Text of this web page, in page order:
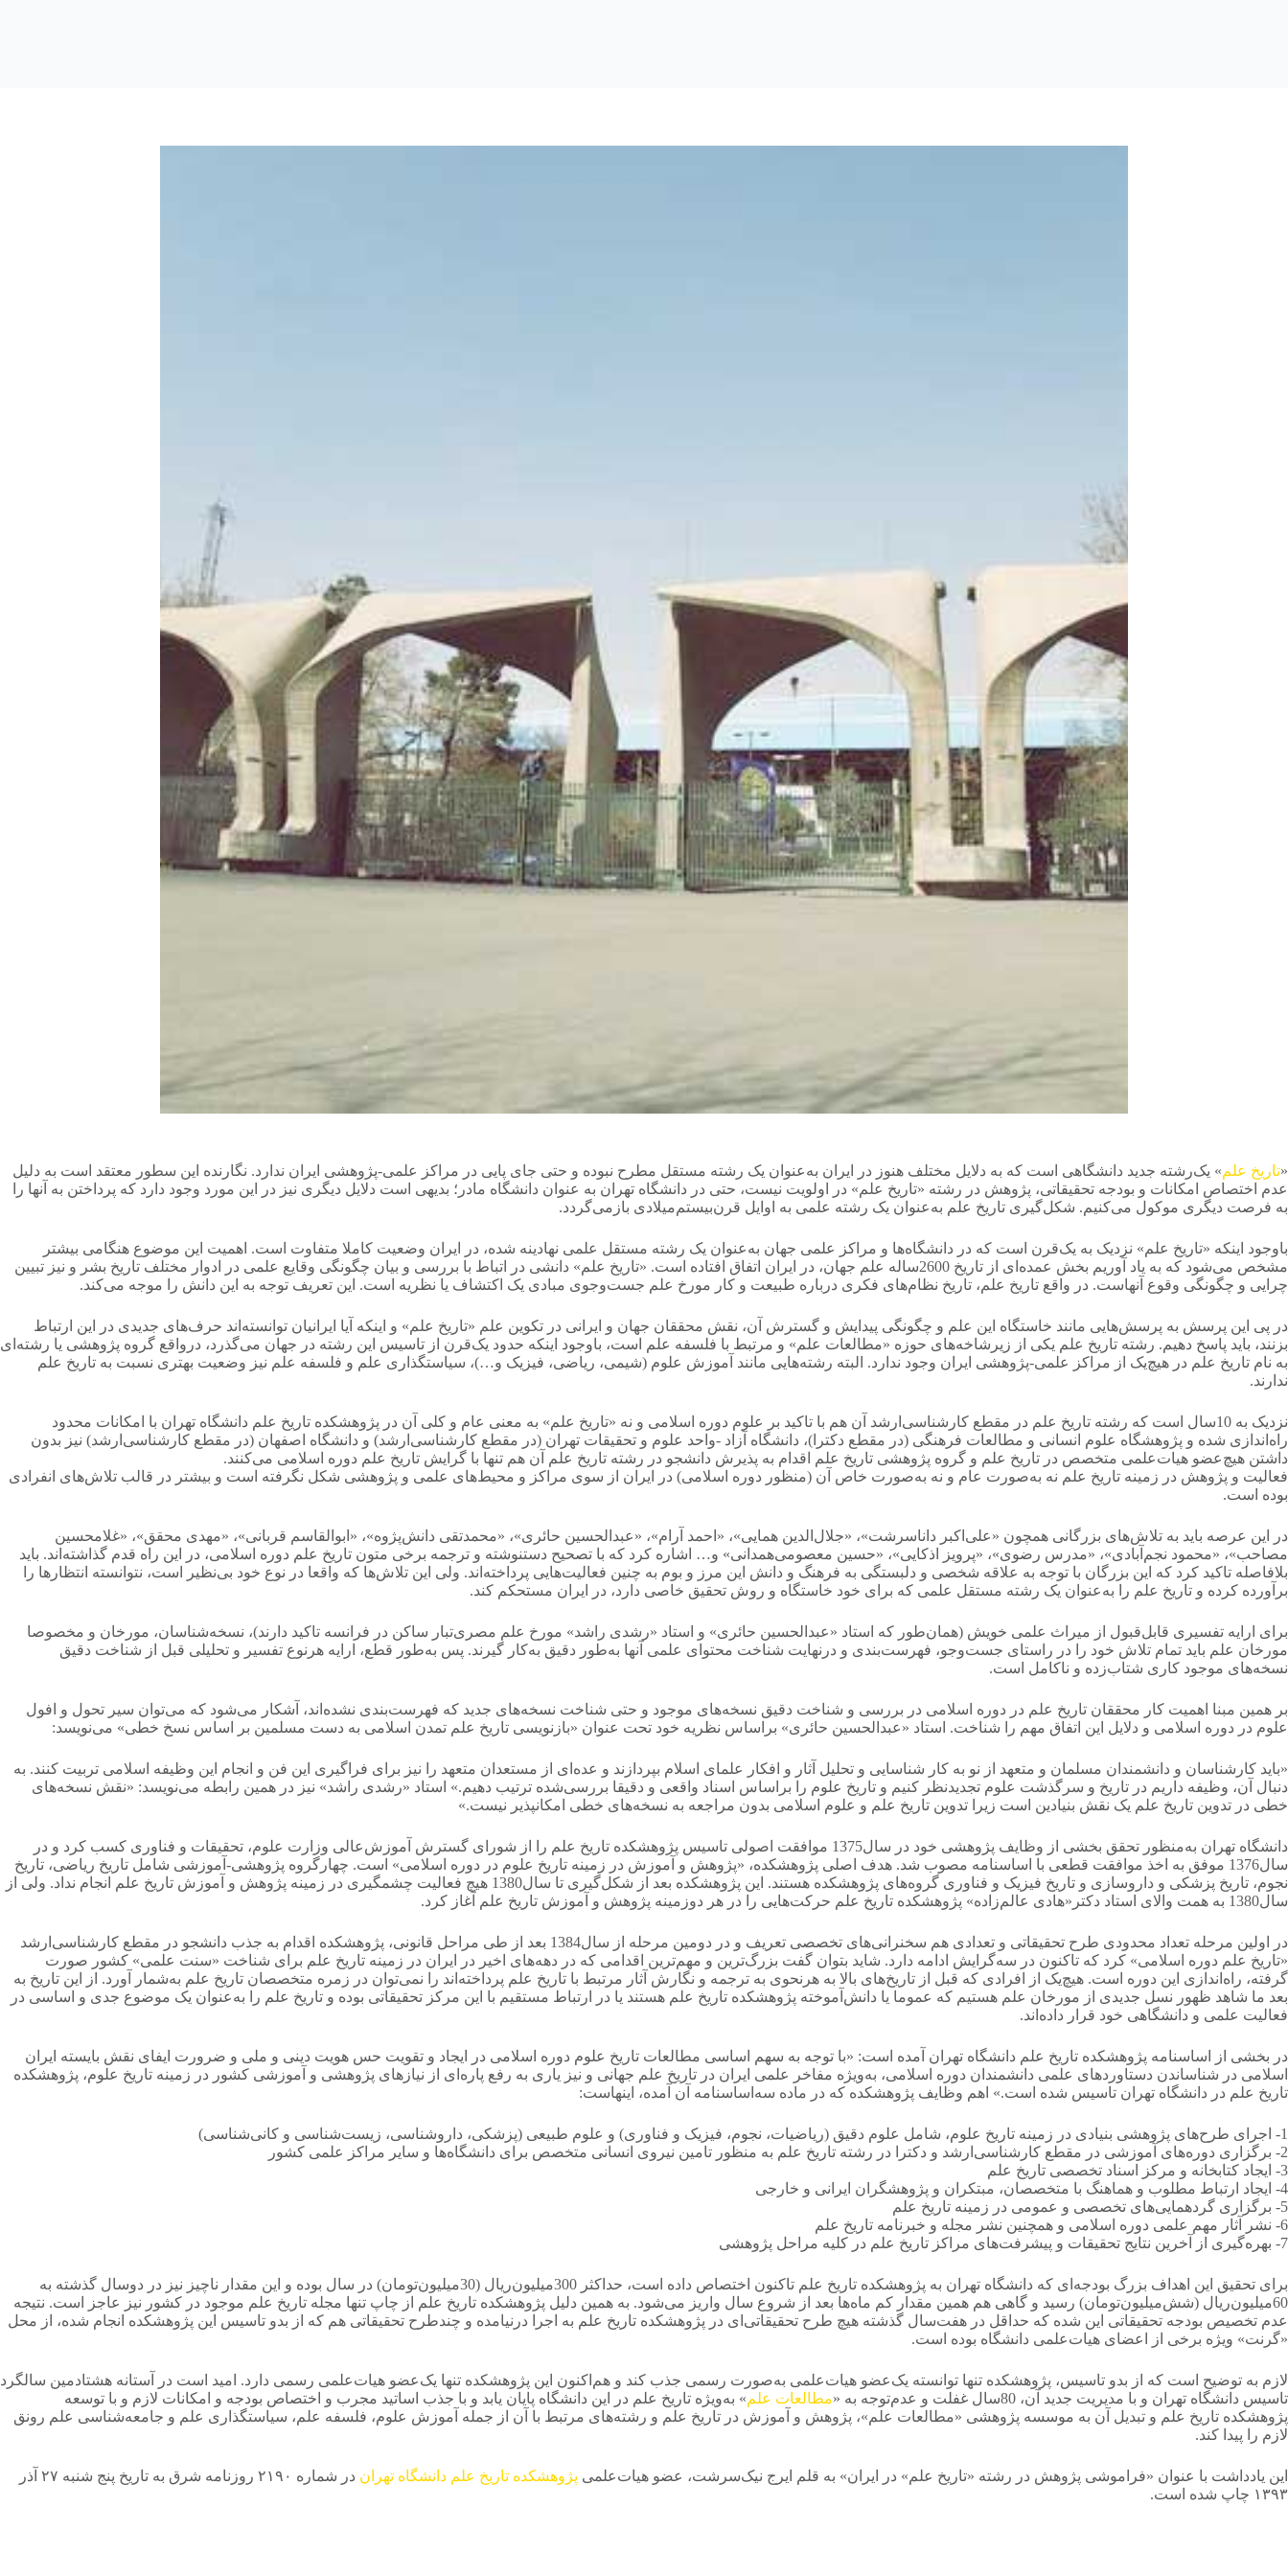
«تاریخ علم» یک‌رشته جدید دانشگاهی است که به دلایل مختلف هنوز در ایران به‌عنوان یک رشته مستقل مطرح نبوده و حتی جای پایی در مراکز علمی-پژوهشی ایران ندارد. نگارنده این سطور معتقد است به دلیل
عدم اختصاص امکانات و بودجه تحقیقاتی، پژوهش در رشته «تاریخ علم» در اولویت نیست، حتی در دانشگاه تهران به عنوان دانشگاه مادر؛ بدیهی است دلایل دیگری نیز در این مورد وجود دارد که پرداختن به آنها را
به فرصت دیگری موکول می‌کنیم. شکل‌گیری تاریخ علم به‌عنوان یک رشته علمی به اوایل قرن‌بیستم‌میلادی بازمی‌گردد.
باوجود اینکه «تاریخ علم» نزدیک به یک‌قرن است که در دانشگاه‌ها و مراکز علمی جهان به‌عنوان یک رشته‌ مستقل علمی نهادینه شده، در ایران وضعیت کاملا متفاوت است. اهمیت این موضوع هنگامی بیشتر
مشخص می‌شود که به یاد آوریم بخش عمده‌ای از تاریخ 2600ساله علم جهان، در ایران اتفاق افتاده است. «تاریخ علم» دانشی در اتباط با بررسی و بیان چگونگی وقایع علمی در ادوار مختلف تاریخ بشر و نیز تبیین
چرایی و چگونگی وقوع آنهاست. در واقع تاریخ علم، تاریخ نظام‌های فکری درباره طبیعت و کار مورخ علم جست‌وجوی مبادی یک اکتشاف یا نظریه است. این تعریف توجه به این دانش را موجه می‌کند.
در پی این پرسش به پرسش‌هایی مانند خاستگاه این علم و چگونگی پیدایش و گسترش آن، نقش محققان جهان و ایرانی در تکوین علم «تاریخ علم» و اینکه آیا ایرانیان توانسته‌اند حرف‌های جدیدی در این ارتباط
بزنند، باید پاسخ دهیم. رشته تاریخ علم یکی از زیرشاخه‌های حوزه «مطالعات علم» و مرتبط با فلسفه علم است، باوجود اینکه حدود یک‌قرن از تاسیس این رشته در جهان می‌گذرد، درواقع گروه پژوهشی یا رشته‌ای
به نام تاریخ علم در هیچ‌یک از مراکز علمی-پژوهشی ایران وجود ندارد. البته رشته‌هایی مانند آموزش علوم (شیمی، ریاضی، فیزیک و…)، سیاستگذاری علم و فلسفه علم نیز وضعیت بهتری نسبت به تاریخ علم
ندارند.
نزدیک به 10سال است که رشته تاریخ علم در مقطع کارشناسی‌ارشد آن هم با تاکید بر علوم دوره اسلامی و نه «تاریخ علم» به معنی عام و کلی آن در پژوهشکده تاریخ علم دانشگاه تهران با امکانات محدود
راه‌اندازی شده و پژوهشگاه علوم انسانی و مطالعات فرهنگی (در مقطع دکترا)، دانشگاه آزاد -واحد علوم و تحقیقات تهران (در مقطع کارشناسی‌ارشد) و دانشگاه اصفهان (در مقطع کارشناسی‌ارشد) نیز بدون
داشتن هیچ‌عضو هیات‌علمی متخصص در تاریخ علم و گروه پژوهشی تاریخ علم اقدام به پذیرش دانشجو در رشته تاریخ علم آن هم تنها با گرایش تاریخ علم دوره اسلامی می‌کنند.
فعالیت و پژوهش در زمینه تاریخ علم نه به‌صورت عام و نه به‌صورت خاص آن (منظور دوره اسلامی) در ایران از سوی مراکز و محیط‌های علمی و پژوهشی شکل نگرفته است و بیشتر در قالب تلاش‌های انفرادی
بوده است.
در این عرصه باید به تلاش‌های بزرگانی همچون «علی‌اکبر داناسرشت»، «جلال‌الدین همایی»، «احمد آرام»، «عبدالحسین حائری»، «محمدتقی دانش‌پژوه»، «ابوالقاسم قربانی»، «مهدی محقق»، «غلامحسین
مصاحب»، «محمود نجم‌آبادی»، «مدرس رضوی»، «پرویز اذکایی»، «حسین معصومی‌همدانی» و… اشاره کرد که با تصحیح دستنوشته و ترجمه برخی متون تاریخ علم دوره اسلامی، در این راه قدم گذاشته‌اند. باید
بلافاصله تاکید کرد که این بزرگان با توجه به علاقه شخصی و دلبستگی به فرهنگ و دانش این مرز و بوم به چنین فعالیت‌هایی پرداخته‌اند. ولی این تلاش‌ها که واقعا در نوع خود بی‌نظیر است، نتوانسته انتظارها را
برآورده کرده و تاریخ علم را به‌عنوان یک رشته مستقل علمی که برای خود خاستگاه و روش تحقیق خاصی دارد، در ایران مستحکم کند.
برای ارایه تفسیری قابل‌قبول از میراث علمی خویش (همان‌طور که استاد «عبدالحسین حائری» و استاد «رشدی راشد» مورخ علم مصری‌تبار ساکن در فرانسه تاکید دارند)، نسخه‌شناسان، مورخان و مخصوصا
مورخان علم باید تمام تلاش خود را در راستای جست‌وجو، فهرست‌بندی و درنهایت شناخت محتوای علمی آنها به‌طور دقیق به‌کار گیرند. پس به‌طور قطع، ارایه هرنوع تفسیر و تحلیلی قبل از شناخت دقیق
نسخه‌های موجود ‌کاری شتاب‌زده و ناکامل است.
بر همین مبنا اهمیت کار محققان تاریخ علم در دوره اسلامی در بررسی و شناخت دقیق نسخه‌های موجود و حتی شناخت نسخه‌های جدید که فهرست‌بندی نشده‌اند، آشکار می‌شود که می‌توان سیر تحول و افول
علوم در دوره اسلامی و دلایل این اتفاق مهم را شناخت. استاد «عبدالحسین حائری» براساس نظریه خود تحت عنوان «بازنویسی تاریخ علم تمدن اسلامی به دست مسلمین بر اساس نسخ خطی» می‌نویسد:
«باید کارشناسان و دانشمندان مسلمان و متعهد از نو به کار شناسایی و تحلیل آثار و افکار علمای اسلام بپردازند و عده‌ای از مستعدان متعهد را نیز برای فراگیری این فن و انجام این وظیفه اسلامی تربیت کنند. به
دنبال آن، وظیفه داریم در تاریخ و سرگذشت علوم تجدیدنظر کنیم و تاریخ علوم را براساس اسناد واقعی و دقیقا بررسی‌شده ترتیب دهیم.» استاد «رشدی راشد» نیز در همین رابطه می‌نویسد: «نقش نسخه‌های
خطی در تدوین تاریخ علم یک نقش بنیادین است زیرا تدوین تاریخ علم و علوم اسلامی بدون مراجعه به نسخه‌های خطی امکانپذیر نیست.»
دانشگاه تهران به‌منظور تحقق ‌بخشی از وظایف پژوهشی خود در سال1375 موافقت اصولی تاسیس پژوهشکده تاریخ علم را از شورای گسترش آموزش‌عالی وزارت علوم، تحقیقات و فناوری کسب کرد و در
سال1376 موفق به اخذ موافقت قطعی با اساسنامه مصوب شد. هدف اصلی پژوهشکده، «پژوهش و آموزش در زمینه تاریخ علوم در دوره اسلامی» است. چهارگروه پژوهشی-آموزشی شامل تاریخ ریاضی، تاریخ
نجوم، تاریخ پزشکی و داروسازی و تاریخ فیزیک و فناوری گروه‌های پژوهشکده هستند. این پژوهشکده بعد از شکل‌گیری تا سال1380 هیچ فعالیت چشمگیری در زمینه پژوهش و آموزش تاریخ علم انجام نداد. ولی از
سال1380 به همت والای استاد دکتر«هادی عالم‌زاده» پژوهشکده تاریخ علم حرکت‌هایی را در هر دوزمینه پژوهش و آموزش تاریخ علم آغاز کرد.
در اولین مرحله تعداد محدودی طرح تحقیقاتی و تعدادی هم سخنرانی‌های تخصصی تعریف و در دومین مرحله از سال1384 بعد از طی مراحل قانونی، پژوهشکده اقدام به جذب دانشجو در مقطع کارشناسی‌ارشد
«تاریخ علم دوره اسلامی» کرد که تاکنون در سه‌گرایش ادامه دارد. شاید بتوان گفت بزرگ‌ترین و مهم‌ترین اقدامی که در دهه‌‌های اخیر در ایران در زمینه تاریخ علم برای شناخت «سنت علمی» کشور صورت
گرفته، راه‌اندازی این دوره است. هیچ‌یک از افرادی که قبل از تاریخ‌های بالا به هرنحوی به ترجمه و نگارش آثار مرتبط با تاریخ علم پرداخته‌اند را نمی‌توان در زمره متخصصان تاریخ علم به‌شمار آورد. از این تاریخ به
بعد ما شاهد ظهور نسل جدیدی از مورخان علم هستیم که عموما یا دانش‌آموخته پژوهشکده تاریخ علم هستند یا در ارتباط مستقیم با این مرکز تحقیقاتی بوده و تاریخ علم را به‌عنوان یک موضوع جدی و اساسی در
فعالیت علمی و دانشگاهی خود قرار داده‌اند.
در بخشی از اساسنامه پژوهشکده تاریخ علم دانشگاه تهران آمده است: «با توجه به سهم اساسی مطالعات تاریخ علوم دوره اسلامی در ایجاد و تقویت حس هویت دینی و ملی و ضرورت ایفای نقش بایسته ایران
اسلامی در شناساندن دستاوردهای علمی دانشمندان دوره اسلامی، به‌ویژه مفاخر علمی ایران در تاریخ علم جهانی و نیز یاری به رفع پاره‌ای از نیازهای پژوهشی و آموزشی کشور در زمینه تاریخ علوم، پژوهشکده
تاریخ علم در دانشگاه تهران تاسیس شده است.» اهم وظایف پژوهشکده که در ماده سه‌اساسنامه آن آمده، اینهاست:
1- اجرای طرح‌های پژوهشی بنیادی در زمینه تاریخ علوم، شامل علوم دقیق (ریاضیات، نجوم، فیزیک و فناوری) و علوم طبیعی (پزشکی، داروشناسی، زیست‌شناسی و کانی‌شناسی)
2- برگزاری دوره‌های آموزشی در مقطع کارشناسی‌ارشد و دکترا در رشته تاریخ علم به منظور تامین نیروی انسانی متخصص برای دانشگاه‌ها و سایر مراکز علمی کشور
3- ایجاد کتابخانه و مرکز اسناد تخصصی تاریخ علم
4- ایجاد ارتباط مطلوب و هماهنگ با متخصصان، مبتکران و پژوهشگران ایرانی و خارجی
5- برگزاری گردهمایی‌های تخصصی و عمومی در زمینه تاریخ علم
6- نشر آثار مهم علمی دوره اسلامی و همچنین نشر مجله و خبرنامه تاریخ علم
7- بهره‌گیری از آخرین نتایج تحقیقات و پیشرفت‌های مراکز تاریخ علم در کلیه مراحل پژوهشی
برای تحقیق این اهداف بزرگ بودجه‌ای که دانشگاه تهران به پژوهشکده تاریخ علم تاکنون اختصاص داده است، حداکثر 300میلیون‌ریال (30میلیون‌تومان) در سال بوده و این مقدار ناچیز نیز در دوسال گذشته به
60میلیون‌ریال (شش‌میلیون‌تومان) رسید و گاهی هم همین مقدار کم ماه‌ها بعد از شروع سال واریز می‌شود. به همین دلیل پژوهشکده تاریخ علم از چاپ تنها مجله تاریخ علم موجود در کشور نیز عاجز است. نتیجه
عدم تخصیص بودجه تحقیقاتی این شده که حداقل در هفت‌سال گذشته هیچ طرح تحقیقاتی‌ای در پژوهشکده تاریخ علم به اجرا درنیامده و چندطرح تحقیقاتی هم که از بدو تاسیس این پژوهشکده انجام شده، از محل
«گرنت» ویژه برخی از اعضای هیات‌علمی دانشگاه بوده است.
لازم به توضیح است که از بدو تاسیس، پژوهشکده تنها توانسته یک‌عضو هیات‌علمی به‌صورت رسمی جذب کند و هم‌اکنون این پژوهشکده تنها یک‌عضو هیات‌علمی رسمی دارد. امید است در آستانه هشتادمین سالگرد
تاسیس دانشگاه تهران و با مدیریت جدید آن، 80سال غفلت و عدم‌توجه به «
مطالعات علم» به‌ویژه تاریخ علم در این دانشگاه پایان یابد و با جذب اساتید مجرب و اختصاص بودجه و امکانات لازم و با توسعه
پژوهشکده تاریخ علم و تبدیل آن به موسسه پژوهشی «مطالعات علم»، پژوهش و آموزش در تاریخ علم و رشته‌های مرتبط با آن از جمله آموزش علوم، فلسفه علم، سیاستگذاری علم و جامعه‌شناسی علم رونق
لازم را پیدا کند.
این یادداشت با عنوان «فراموشی پژوهش در رشته «تاریخ علم» در ایران» به قلم ایرج نیک‌سرشت، عضو هیات‌علمی پژوهشکده تاریخ علم دانشگاه تهران
در شماره ۲۱۹۰ روزنامه شرق به تاریخ پنج شنبه ۲۷ آذر
۱۳۹۳ چاپ شده است.